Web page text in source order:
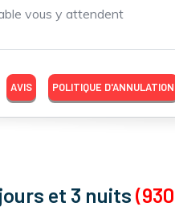
vous y attendent
AVIS POLITIQUE D'ANNULATION
et 3 nuits